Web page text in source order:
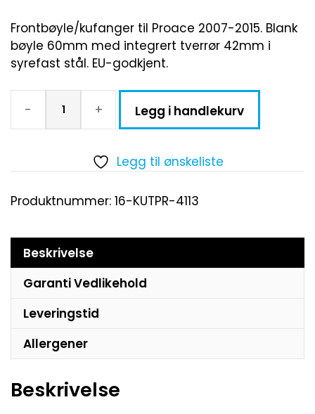
Frontbøyle/kufanger til Proace 2007-2015. Blank
bøyle 60mm med integrert tverrør 42mm i
syrefast stål. EU-godkjent.
- + Legg i handlekurv
Legg til ønskeliste
Produktnummer: 16-KUTPR-4113
Beskrivelse
Garanti Vedlikehold
Leveringstid
Allergener
Beskrivelse